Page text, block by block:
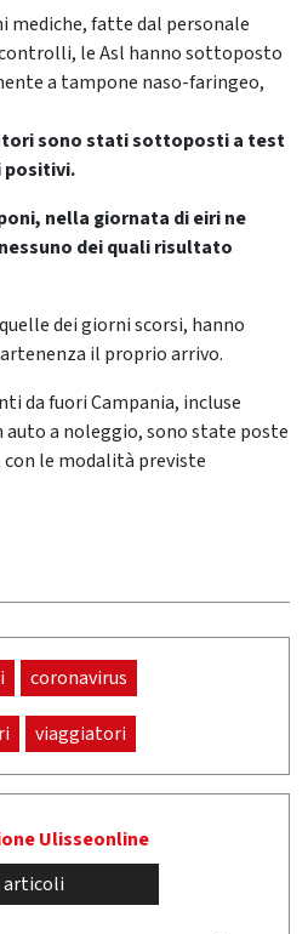
mediche, fatte dal personale
le Asl hanno sottoposto
a tampone naso-faringeo,
sono stati sottoposti a test
positivi.
nella giornata di eiri ne
dei quali risultato
dei giorni scorsi, hanno
il proprio arrivo.
da fuori Campania, incluse
auto a noleggio, sono state poste
le modalità previste
coronavirus
viaggiatori
Ulisseonline
articoli